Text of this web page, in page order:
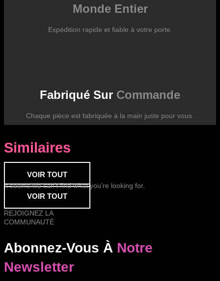
Monde Entier
Expédition rapide et fiable à votre porte.
Fabriqué Sur Commande
Chaque pièce est fabriquée à la main juste pour vous.
Similaires
VOIR TOUT
It seems we can’t find what you’re looking for.
VOIR TOUT
REJOIGNEZ LA
COMMUNAUTÉ
Abonnez-Vous À Notre
Newsletter